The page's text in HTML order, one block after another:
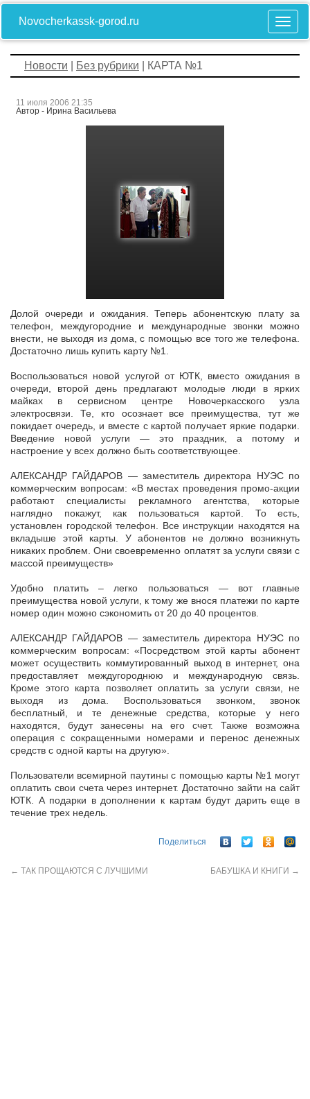
Novocherkassk-gorod.ru
Новости Без рубрики | КАРТА №1
11 июля 2006 21:35
Автор - Ирина Васильева
Долой очереди и ожидания. Теперь абонентскую плату за
телефон, междугородние и международные звонки можно
внести, не выходя из дома, с помощью все того же телефона.
Достаточно лишь купить карту №1.
Воспользоваться новой услугой от ЮТК, вместо ожидания в
очереди, второй день предлагают молодые люди в ярких
майках в сервисном центре Новочеркасского узла
электросвязи. Те, кто осознает все преимущества, тут же
покидает очередь, и вместе с картой получает яркие подарки.
Введение новой услуги — это праздник, а потому и
настроение у всех должно быть соответствующее.
АЛЕКСАНДР ГАЙДАРОВ — заместитель директора НУЭС по
коммерческим вопросам: «В местах проведения промо-акции
работают специалисты рекламного агентства, которые
наглядно покажут, как пользоваться картой. То есть,
установлен городской телефон. Все инструкции находятся на
вкладыше этой карты. У абонентов не должно возникнуть
никаких проблем. Они своевременно оплатят за услуги связи с
массой преимуществ»
Удобно платить – легко пользоваться — вот главные
преимущества новой услуги, к тому же внося платежи по карте
номер один можно сэкономить от 20 до 40 процентов.
АЛЕКСАНДР ГАЙДАРОВ — заместитель директора НУЭС по
коммерческим вопросам: «Посредством этой карты абонент
может осуществить коммутированный выход в интернет, она
предоставляет междугороднюю и международную связь.
Кроме этого карта позволяет оплатить за услуги связи, не
выходя из дома. Воспользоваться звонком, звонок
бесплатный, и те денежные средства, которые у него
находятся, будут занесены на его счет. Также возможна
операция с сокращенными номерами и перенос денежных
средств с одной карты на другую».
Пользователи всемирной паутины с помощью карты №1 могут
оплатить свои счета через интернет. Достаточно зайти на сайт
ЮТК. А подарки в дополнении к картам будут дарить еще в
течение трех недель.
Поделиться
← ТАК ПРОЩАЮТСЯ С ЛУЧШИМИ БАБУШКА И КНИГИ →